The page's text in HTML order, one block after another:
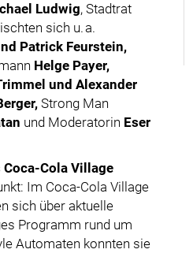
Ludwig, Stadtrat
sich u. a.
Patrick Feurstein,
Helge Payer,
und Alexander
Strong Man
und Moderatorin Eser
Cola Village
Im Coca-Cola Village
sich über aktuelle
Programm rund um
Automaten konnten sie